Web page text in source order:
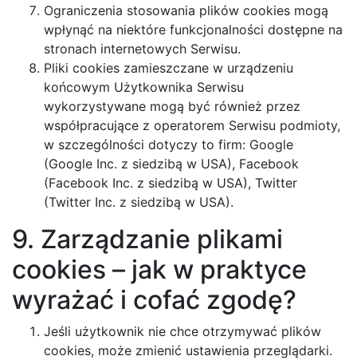
Ograniczenia stosowania plików cookies mogą
wpłynąć na niektóre funkcjonalności dostępne na
stronach internetowych Serwisu.
Pliki cookies zamieszczane w urządzeniu
końcowym Użytkownika Serwisu
wykorzystywane mogą być również przez
współpracujące z operatorem Serwisu podmioty,
w szczególności dotyczy to firm: Google
(Google Inc. z siedzibą w USA), Facebook
(Facebook Inc. z siedzibą w USA), Twitter
(Twitter Inc. z siedzibą w USA).
9. Zarządzanie plikami
cookies – jak w praktyce
wyrażać i cofać zgodę?
Jeśli użytkownik nie chce otrzymywać plików
cookies, może zmienić ustawienia przeglądarki.